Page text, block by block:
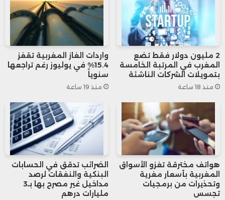
ارتفع بـ +21.39% ليبلغ 2.185 درهم.
كما شهد البنك المغربي للتجارة والصناعة
ومن بين أبرز الأسهم الأخرى التي حققت أداءً
إيجابياً، نذكر:
طوطال إنيرجي التسويق بالمغرب: +19.38%
2 مليون دولار فقط تضع
المغرب في المرتبة الخامسة
بتمويلات الشركات الناشئة
منذ 18 ساعة
واردات الغاز المغربية تقفز
15.4% في يوليوز رغم تراجعها
سنوياً
منذ 19 ساعة
هواتف مخترقة تغزو الأسواق
المغربية بأسعار مغرية
وتحذيرات من برمجيات
تجسس
الضرائب تدقق في الحسابات
البنكية والنفقات لرصد
مداخيل غير مصرح بها بـ3
مليارات درهم